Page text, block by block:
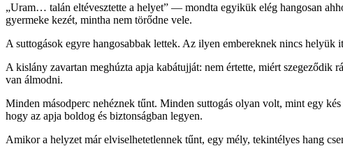
„Uram… talán eltévesztette a helyet” — mondta egyikük elég hangosan
gyermeke kezét, mintha nem törődne vele.
A suttogások egyre hangosabbak lettek. Az ilyen embereknek nincs
A kislány zavartan meghúzta apja kabátujját: nem értette, miért szegeződik
van álmodni.
Minden másodperc nehéznek tűnt. Minden suttogás olyan volt, mint egy
hogy az apja boldog és biztonságban legyen.
Amikor a helyzet már elviselhetetlennek tűnt, egy mély, tekintélyes hang